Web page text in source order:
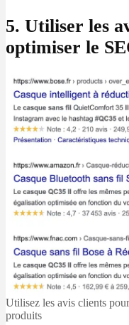
5. Utiliser les
optimiser le
Utilisez les avis clients
produits